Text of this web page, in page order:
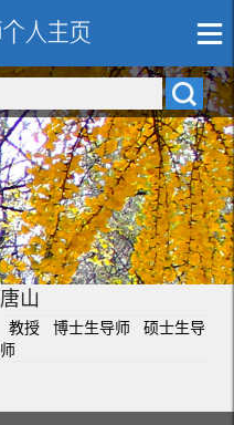
唐山
教授 博士生导师 硕士生导
师